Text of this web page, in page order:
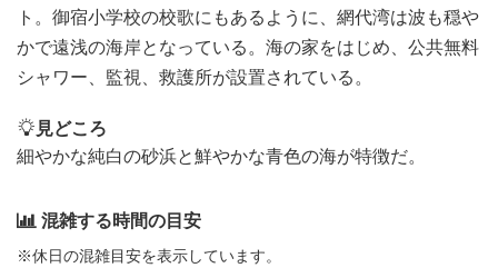
ト。御宿小学校の校歌にもあるように、網代湾は波も穏や
かで遠浅の海岸となっている。海の家をはじめ、公共無料
シャワー、監視、救護所が設置されている。
見どころ
細やかな純白の砂浜と鮮やかな青色の海が特徴だ。
混雑する時間の目安
※休日の混雑目安を表示しています。